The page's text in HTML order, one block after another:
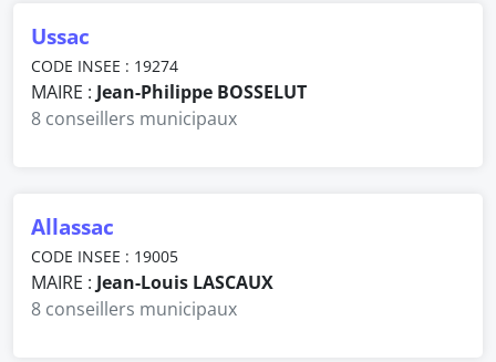
Ussac
CODE INSEE : 19274
MAIRE : Jean-Philippe BOSSELUT
8 conseillers municipaux
Allassac
CODE INSEE : 19005
MAIRE : Jean-Louis LASCAUX
8 conseillers municipaux